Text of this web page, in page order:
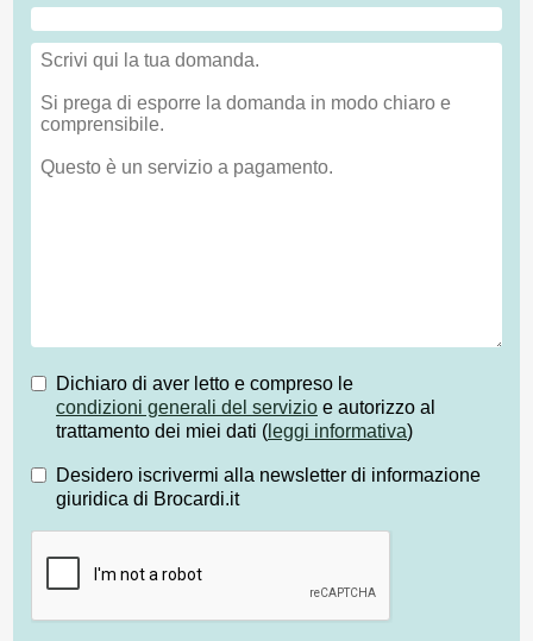
Dichiaro di aver letto e compreso le
condizioni generali del servizio e autorizzo al
trattamento dei miei dati ( leggi informativa)
Desidero iscrivermi alla newsletter di informazione
giuridica di Brocardi.it